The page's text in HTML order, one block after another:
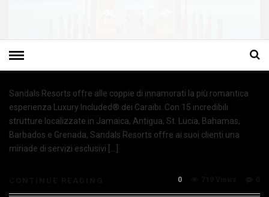
Sandals Resorts offre alle coppie di innamorati la più romantica
esperienza Luxury Included® dei Caraibi. Con 15 incredibili
strutture localizzate in Jamaica, Antigua, St. Lucia, Bahamas,
Barbados e Grenada, Sandals Resorts offre ai suoi clienti una
miriade di servizi esclusivi […]
0